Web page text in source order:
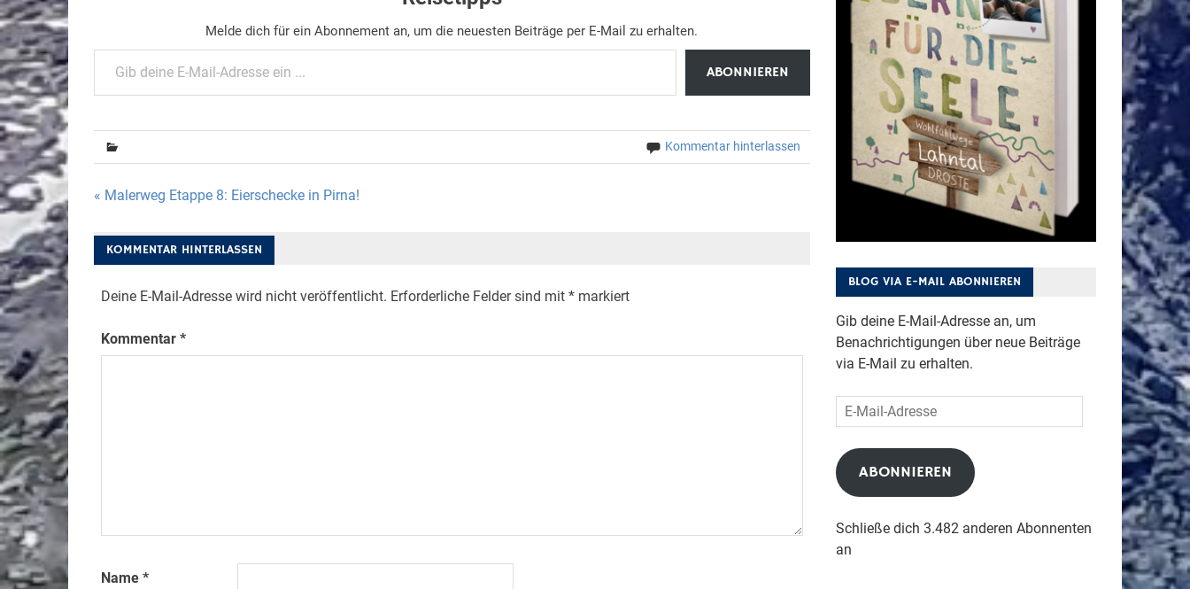
Melde dich für ein Abonnement an, um die neuesten Beiträge per E-Mail zu erhalten.
Gib deine E-Mail-Adresse ein ...
ABONNIEREN
Kommentar hinterlassen
Beitragsnavigation
« Malerweg Etappe 8: Eierschecke in Pirna!
KOMMENTAR HINTERLASSEN
Deine E-Mail-Adresse wird nicht veröffentlicht. Erforderliche Felder sind mit *markiert
Kommentar *
Name *
BLOG VIA E-MAIL ABONNIEREN
Gib deine E-Mail-Adresse an, um
Benachrichtigungen über neue Beiträge
via E-Mail zu erhalten.
E-
Mail-
Adresse
ABONNIEREN
Schließe dich 3.482 anderen Abonnenten
an